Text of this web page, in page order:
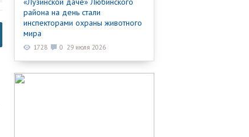
района на день стали
инспекторами охраны животного
мира
1728 0 29 июля 2026